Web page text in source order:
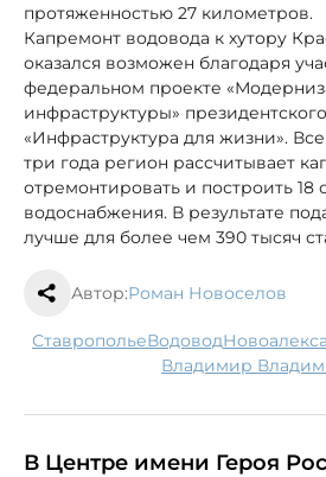
протяженностью 27 километров.
Капремонт водовода к хутору
оказался возможен благодаря
федеральном проекте
инфраструктуры»
«Инфраструктура для жизни».
три года регион рассчитывает
отремонтировать и построить 18
водоснабжения. В результате
лучше для более чем 390 тысяч
Автор:Роман Новоселов
Ставрополье водовод
Владимир
В Центре имени Героя